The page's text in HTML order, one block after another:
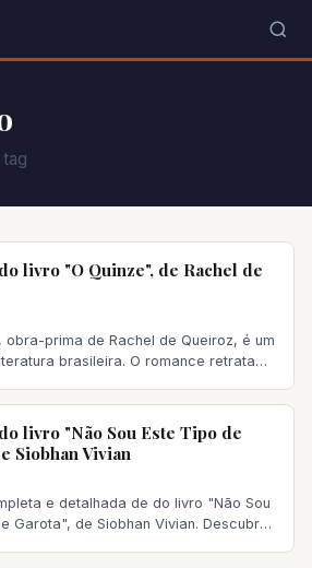
livro "O Quinze", de Rachel de
obra-prima de Rachel de Queiroz, é um
brasileira. O romance retrata
livro "Não Sou Este Tipo de
Siobhan Vivian
e detalhada de do livro "Não Sou
Garota", de Siobhan Vivian. Descubra